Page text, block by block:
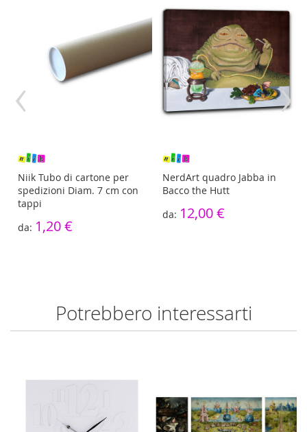
Niik Tubo di cartone per
spedizioni Diam. 7 cm con
tappi
1,20 €
NerdArt quadro Jabba in
Bacco the Hutt
12,00 €
‹ ›
Potrebbero interessarti